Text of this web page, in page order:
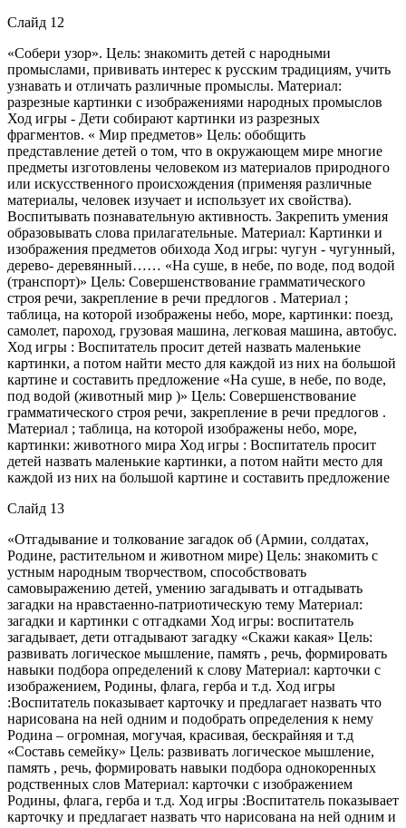
Слайд 12
«Собери узор». Цель: знакомить детей с народными
промыслами, прививать интерес к русским традициям, учить
узнавать и отличать различные промыслы. Материал:
разрезные картинки с изображениями народных промыслов
Ход игры - Дети собирают картинки из разрезных
фрагментов. « Мир предметов» Цель: обобщить
представление детей о том, что в окружающем мире многие
предметы изготовлены человеком из материалов природного
или искусственного происхождения (применяя различные
материалы, человек изучает и использует их свойства).
Воспитывать познавательную активность. Закрепить умения
образовывать слова прилагательные. Материал: Картинки и
изображения предметов обихода Ход игры: чугун - чугунный,
дерево- деревянный…… «На суше, в небе, по воде, под водой
(транспорт)» Цель: Совершенствование грамматического
строя речи, закрепление в речи предлогов . Материал ;
таблица, на которой изображены небо, море, картинки: поезд,
самолет, пароход, грузовая машина, легковая машина, автобус.
Ход игры : Воспитатель просит детей назвать маленькие
картинки, а потом найти место для каждой из них на большой
картине и составить предложение «На суше, в небе, по воде,
под водой (животный мир )» Цель: Совершенствование
грамматического строя речи, закрепление в речи предлогов .
Материал ; таблица, на которой изображены небо, море,
картинки: животного мира Ход игры : Воспитатель просит
детей назвать маленькие картинки, а потом найти место для
каждой из них на большой картине и составить предложение
Слайд 13
«Отгадывание и толкование загадок об (Армии, солдатах,
Родине, растительном и животном мире) Цель: знакомить с
устным народным творчеством, способствовать
самовыражению детей, умению загадывать и отгадывать
загадки на нравстаенно-патриотическую тему Материал:
загадки и картинки с отгадками Ход игры: воспитатель
загадывает, дети отгадывают загадку «Скажи какая» Цель:
развивать логическое мышление, память , речь, формировать
навыки подбора определений к слову Материал: карточки с
изображением, Родины, флага, герба и т.д. Ход игры
:Воспитатель показывает карточку и предлагает назвать что
нарисована на ней одним и подобрать определения к нему
Родина – огромная, могучая, красивая, бескрайняя и т.д
«Составь семейку» Цель: развивать логическое мышление,
память , речь, формировать навыки подбора однокоренных
родственных слов Материал: карточки с изображением
Родины, флага, герба и т.д. Ход игры :Воспитатель показывает
карточку и предлагает назвать что нарисована на ней одним и